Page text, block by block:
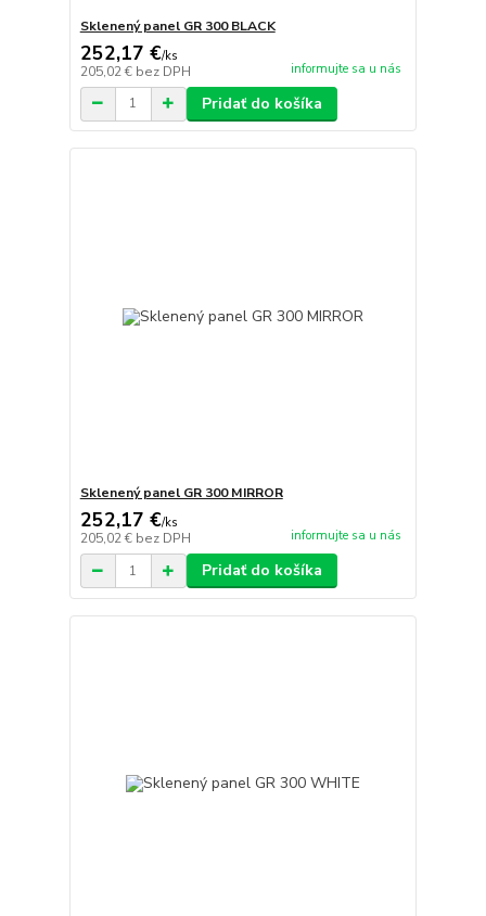
Sklenený panel GR 300 BLACK
252,17 €/ks
205,02 € bez DPH informujte sa u nás
Pridať do košíka
Sklenený panel GR 300 MIRROR
252,17 €/ks
205,02 € bez DPH informujte sa u nás
Pridať do košíka